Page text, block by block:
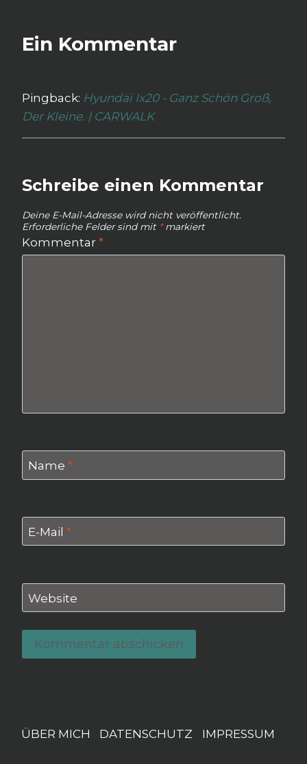
Ein Kommentar
Pingback: Hyundai Ix20 - Ganz Schön Groß,
Der Kleine. | CARWALK
Schreibe einen Kommentar
Deine E-Mail-Adresse wird nicht veröffentlicht.
Erforderliche Felder sind mit *markiert
Kommentar *
Name *
E-Mail *
Website
ÜBER MICH DATENSCHUTZ IMPRESSUM